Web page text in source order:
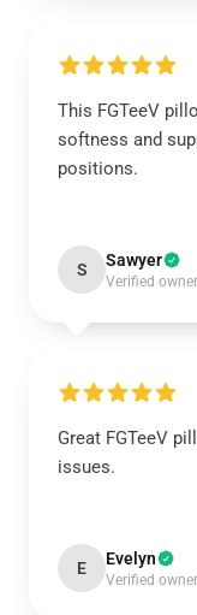
This FGTeeV
softness and
positions.
S Sawyer
Verified owner
Great FGTeeV
issues.
E Evelyn
Verified owner